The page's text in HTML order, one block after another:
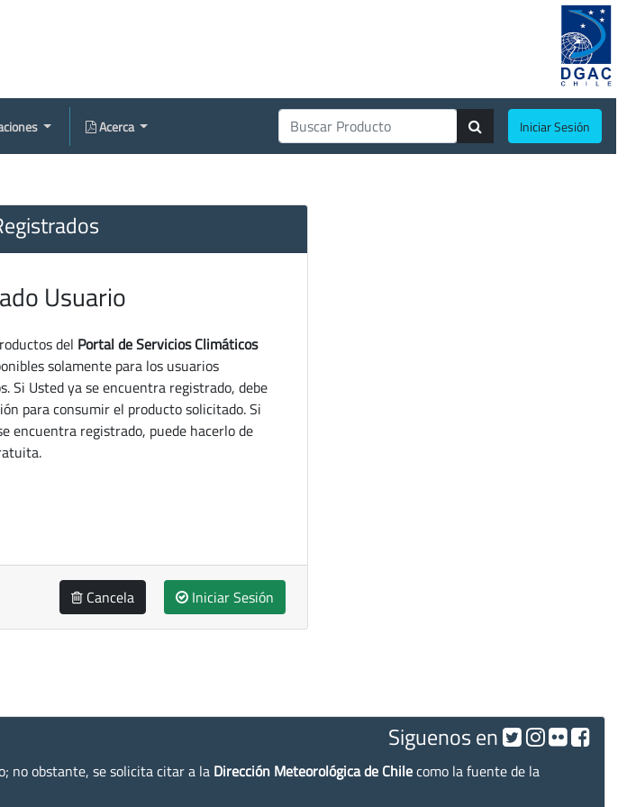
Acerca Iniciar Sesión
Usuario
del Portal de Servicios Climáticos
solamente para los usuarios
Si Usted ya se encuentra registrado, debe
para consumir el producto solicitado. Si
encuentra registrado, puede hacerlo de
Cancela Iniciar Sesión
Siguenos en
no obstante, se solicita citar a la Dirección Meteorológica de Chilecomo la fuente de la